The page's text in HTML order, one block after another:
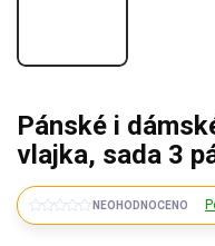
Pánské i
vlajka, sada 3
NEOHODNOCENO